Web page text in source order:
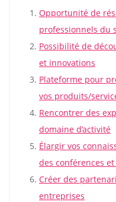
Opportunité de
professionnels du
Possibilité de
et innovations
Plateforme pour
vos produits/
Rencontrer des
domaine d’activité
Élargir vos
des conférences
Créer des
entreprises